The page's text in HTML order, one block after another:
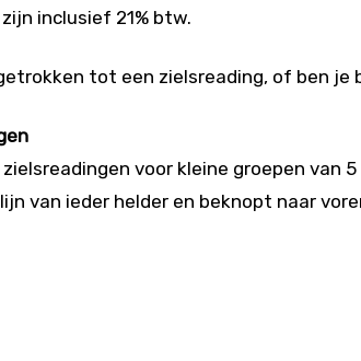
inclusief 21% btw.
tot een zielsreading, of ben je
zielsreadingen voor kleine groepen
van ieder helder en beknopt naar